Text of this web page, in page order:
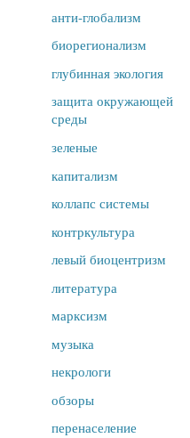
анти-глобализм
биорегионализм
глубинная экология
защита окружающей
среды
зеленые
капитализм
коллапс системы
контркультура
левый биоцентризм
литература
марксизм
музыка
некрологи
обзоры
перенаселение